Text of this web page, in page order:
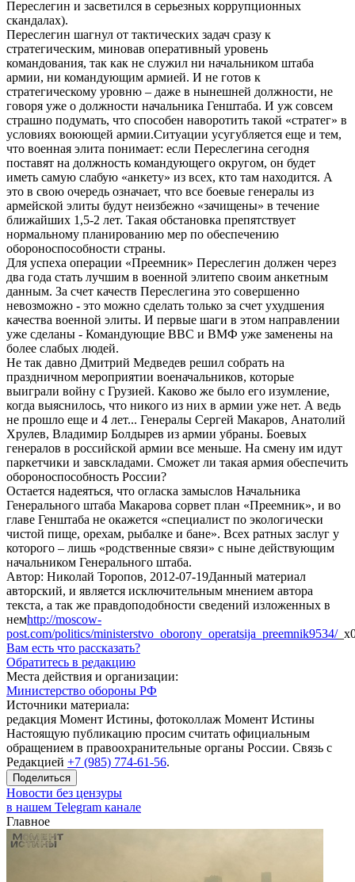
Переслегин и засветился в серьезных коррупционных
скандалах).
Переслегин шагнул от тактических задач сразу к
стратегическим, миновав оперативный уровень
командования, так как не служил ни начальником штаба
армии, ни командующим армией. И не готов к
стратегическому уровню – даже в нынешней должности, не
говоря уже о должности начальника Генштаба. И уж совсем
страшно подумать, что способен наворотить такой «стратег» в
условиях воюющей армии.Ситуации усугубляется еще и тем,
что военная элита понимает: если Переслегина сегодня
поставят на должность командующего округом, он будет
иметь самую слабую «анкету» из всех, кто там находится. А
это в свою очередь означает, что все боевые генералы из
армейской элиты будут неизбежно «зачищены» в течение
ближайших 1,5-2 лет. Такая обстановка препятствует
нормальному планированию мер по обеспечению
обороноспособности страны.
Для успеха операции «Преемник» Переслегин должен через
два года стать лучшим в военной элитепо своим анкетным
данным. За счет качеств Переслегина это совершенно
невозможно - это можно сделать только за счет ухудшения
качества военной элиты. И первые шаги в этом направлении
уже сделаны - Командующие ВВС и ВМФ уже заменены на
более слабых людей.
Не так давно Дмитрий Медведев решил собрать на
праздничном мероприятии военачальников, которые
выиграли войну с Грузией. Каково же было его изумление,
когда выяснилось, что никого из них в армии уже нет. А ведь
не прошло еще и 4 лет... Генералы Сергей Макаров, Анатолий
Хрулев, Владимир Болдырев из армии убраны. Боевых
генералов в российской армии все меньше. На смену им идут
паркетчики и завскладами. Сможет ли такая армия обеспечить
обороноспособность России?
Остается надеяться, что огласка замыслов Начальника
Генерального штаба Макарова сорвет план «Преемник», и во
главе Генштаба не окажется «специалист по экологически
чистой пище, орехам, рыбалке и бане». Всех ратных заслуг у
которого – лишь «родственные связи» с ныне действующим
начальником Генерального штаба.
Автор: Николай Торопов, 2012-07-19Данный материал
авторский, и является исключительным мнением автора
текста, а так же правдоподобности сведений изложенных в
немhttp://moscow-
post.com/politics/ministerstvo_oborony_operatsija_preemnik9534/
Вам есть что рассказать?
Обратитесь в редакцию
Места действия и организации:
Министерство обороны РФ
Источники материала:
редакция Момент Истины, фотоколлаж Момент Истины
Настоящую публикацию просим считать официальным
обращением в правоохранительные органы России. Связь с
Редакцией +7 (985) 774-61-56.
Поделиться
Новости без цензуры
в нашем Telegram канале
Главное